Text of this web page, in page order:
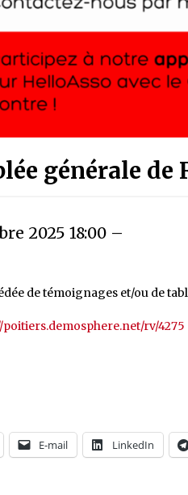
générale de
2025 18:00 –
de témoignages et/ou de
poitiers.demosphere.net/rv/4275
E-mail LinkedIn